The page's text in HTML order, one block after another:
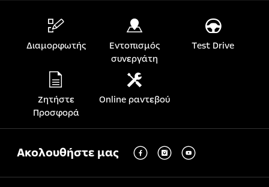
Διαμορφωτής
Εντοπισμός
συνεργάτη
Test Drive
Ζητήστε
Προσφορά
Online ραντεβού
Ακολουθήστε μας